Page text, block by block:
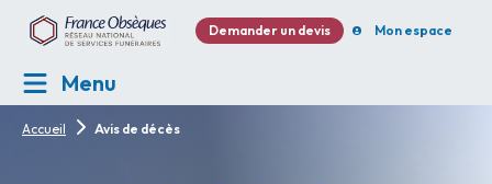
Demander un devis Mon espace
Menu
Accueil Avis de décès